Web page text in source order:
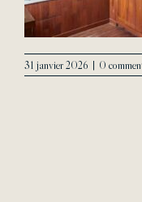
31 janvier 2026 | 0